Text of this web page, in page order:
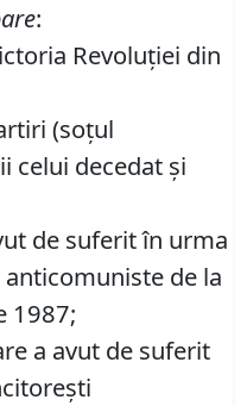
:
Revoluţiei din
(soţul
celui decedat şi
de suferit în urma
de la
1987;
a avut de suferit